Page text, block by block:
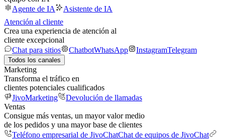
Agente de IA
Asistente de IA
Atención al cliente
Crea una experiencia de atención al
cliente excepcional
Chat para sitios
ChatbotWhatsApp InstagramTelegram
Todos los canales
Marketing
Transforma el tráfico en
clientes potenciales cualificados
JivoMarketing
Devolución de llamadas
Ventas
Consigue más ventas, un mayor valor medio
de los pedidos y una mayor base de clientes
Teléfono empresarial de JivoChatChat de equipos de JivoChat